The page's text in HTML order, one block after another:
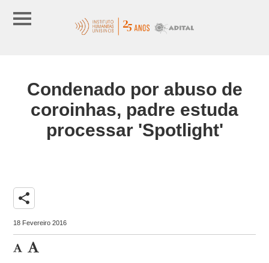
Condenado por abuso de
coroinhas, padre estuda
processar 'Spotlight'
share
18 Fevereiro 2016